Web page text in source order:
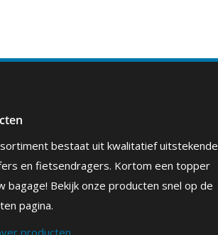
bestaat uit kwalitatief uitstekende
en fietsendragers. Kortom een topper
bagage! Bekijk onze producten snel op de
pagina.
producten